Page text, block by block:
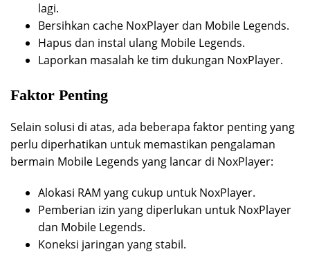
lagi.
Bersihkan cache NoxPlayer dan Mobile Legends.
Hapus dan instal ulang Mobile Legends.
Laporkan masalah ke tim dukungan NoxPlayer.
Faktor Penting
Selain solusi di atas, ada beberapa faktor penting yang
perlu diperhatikan untuk memastikan pengalaman
bermain Mobile Legends yang lancar di NoxPlayer:
Alokasi RAM yang cukup untuk NoxPlayer.
Pemberian izin yang diperlukan untuk NoxPlayer
dan Mobile Legends.
Koneksi jaringan yang stabil.